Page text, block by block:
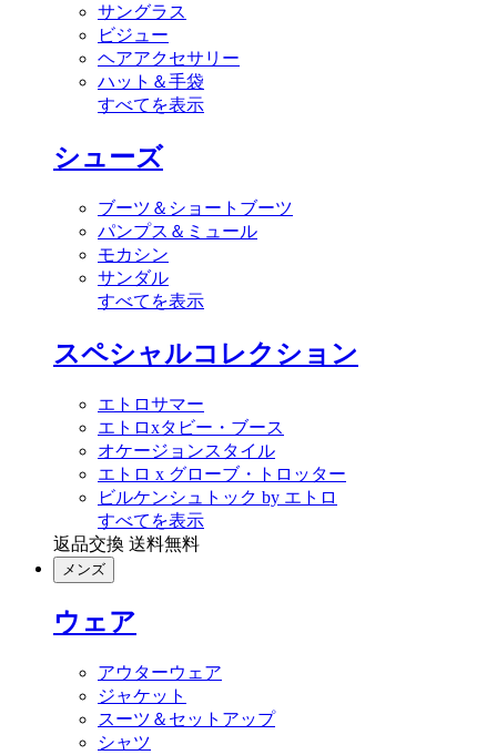
サングラス
ビジュー
ヘアアクセサリー
ハット＆手袋
すべてを表示
シューズ
ブーツ＆ショートブーツ
パンプス＆ミュール
モカシン
サンダル
すべてを表示
スペシャルコレクション
エトロサマー
エトロxタビー・ブース
オケージョンスタイル
エトロ x グローブ・トロッター
ビルケンシュトック by エトロ
すべてを表示
返品交換 送料無料
メンズ
ウェア
アウターウェア
ジャケット
スーツ＆セットアップ
シャツ